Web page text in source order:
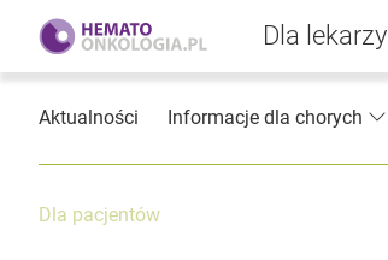
Dla lekarzy
Aktualności Informacje dla chorych
Dla pacjentów